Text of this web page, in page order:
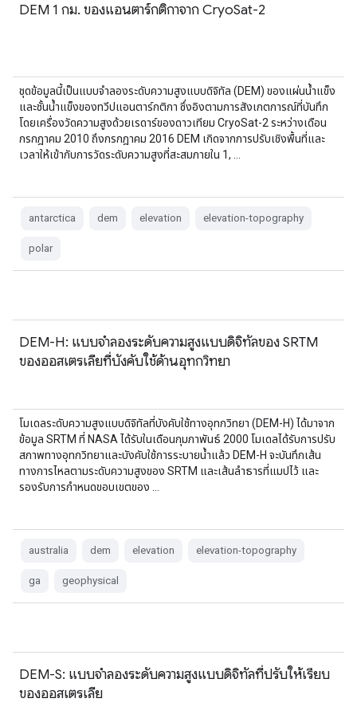
DEM 1 กม. ของแอนตาร์กติกาจาก CryoSat-2
ชุดข้อมูลนี้เป็นแบบจำลองระดับความสูงแบบดิจิทัล (DEM) ของแผ่นน้ำแข็ง
และชั้นน้ำแข็งของทวีปแอนตาร์กติกา ซึ่งอิงตามการสังเกตการณ์ที่บันทึก
โดยเครื่องวัดความสูงด้วยเรดาร์ของดาวเทียม CryoSat-2 ระหว่างเดือน
กรกฎาคม 2010 ถึงกรกฎาคม 2016 DEM เกิดจากการปรับเชิงพื้นที่และ
เวลาให้เข้ากับการวัดระดับความสูงที่สะสมภายใน 1, …
antarctica dem elevation elevation-topography
polar
DEM-H: แบบจำลองระดับความสูงแบบดิจิทัลของ SRTM
ของออสเตรเลียที่บังคับใช้ด้านอุทกวิทยา
โมเดลระดับความสูงแบบดิจิทัลที่บังคับใช้ทางอุทกวิทยา (DEM-H) ได้มาจาก
ข้อมูล SRTM ที่ NASA ได้รับในเดือนกุมภาพันธ์ 2000 โมเดลได้รับการปรับ
สภาพทางอุทกวิทยาและบังคับใช้การระบายน้ำแล้ว DEM-H จะบันทึกเส้น
ทางการไหลตามระดับความสูงของ SRTM และเส้นลำธารที่แมปไว้ และ
รองรับการกำหนดขอบเขตของ …
australia dem elevation elevation-topography
ga geophysical
DEM-S: แบบจำลองระดับความสูงแบบดิจิทัลที่ปรับให้เรียบ
ของออสเตรเลีย